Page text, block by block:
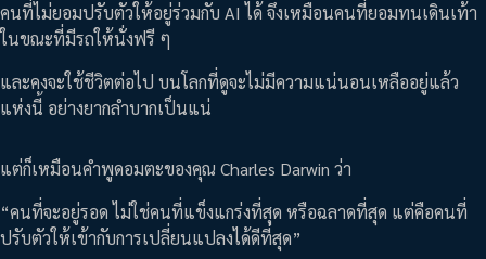
คนที่ไม่ยอมปรับตัวให้อยู่ร่วมกับ AI ได้ จึงเหมือนคนที่ยอมทนเดินเท้า
ในขณะที่มีรถให้นั่งฟรี ๆ
และคงจะใช้ชีวิตต่อไป บนโลกที่ดูจะไม่มีความแน่นอนเหลืออยู่แล้ว
แห่งนี้ อย่างยากลำบากเป็นแน่
แต่ก็เหมือนคำพูดอมตะของคุณ Charles Darwin ว่า
“คนที่จะอยู่รอด ไม่ใช่คนที่แข็งแกร่งที่สุด หรือฉลาดที่สุด แต่คือคนที่
ปรับตัวให้เข้ากับการเปลี่ยนแปลงได้ดีที่สุด”